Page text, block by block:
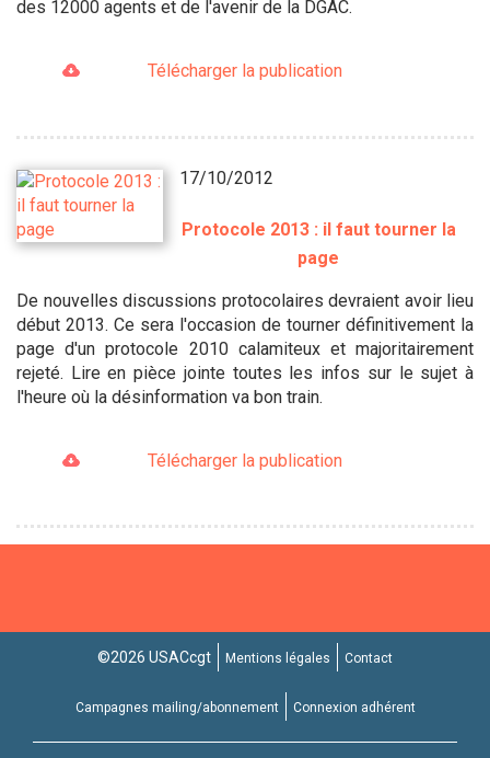
des 12000 agents et de l'avenir de la DGAC.
Télécharger la publication
17/10/2012
Protocole 2013 : il faut tourner la
page
De nouvelles discussions protocolaires devraient avoir lieu
début 2013. Ce sera l'occasion de tourner définitivement la
page d'un protocole 2010 calamiteux et majoritairement
rejeté. Lire en pièce jointe toutes les infos sur le sujet à
l'heure où la désinformation va bon train.
Télécharger la publication
©2026 USACcgt Mentions légales Contact
Campagnes mailing/abonnement Connexion adhérent